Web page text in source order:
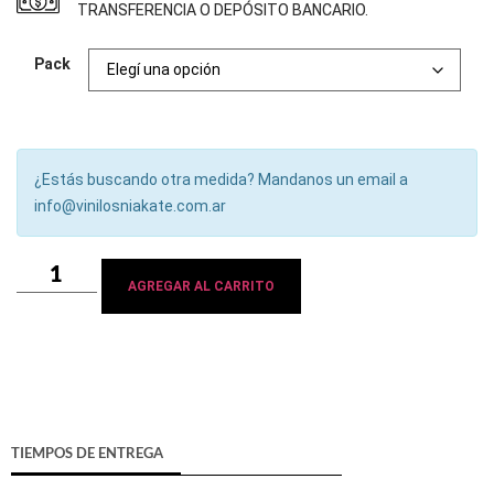
TRANSFERENCIA O DEPÓSITO BANCARIO.
Pack
¿Estás buscando otra medida? Mandanos un email a
info@vinilosniakate.com.ar
AGREGAR AL CARRITO
TIEMPOS DE ENTREGA